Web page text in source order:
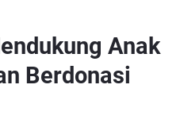
Anak
Berdonasi